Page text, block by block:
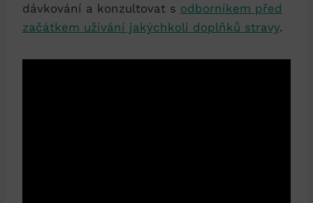
dávkování a konzultovat s odborníkem před
začátkem užívání jakýchkoli doplňků stravy.